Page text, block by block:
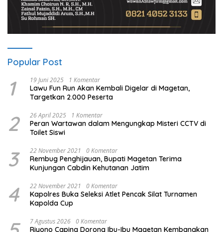
Popular Post
1 19 Juni 2025 1 Komentar
Lawu Fun Run Akan Kembali Digelar di Magetan,
Targetkan 2.000 Peserta
2 26 April 2025 1 Komentar
Peran Wartawan dalam Mengungkap Misteri CCTV di
Toilet Siswi
3 22 November 2021 0 Komentar
Rembug Penghijauan, Bupati Magetan Terima
Kunjungan Cabdin Kehutanan Jatim
4 22 November 2021 0 Komentar
Kapolres Buka Seleksi Atlet Pencak Silat Turnamen
Kapolda Cup
7 Agustus 2026 0 Komentar
Riyono Caping Dorong Ibu-Ibu Magetan Kembangkan